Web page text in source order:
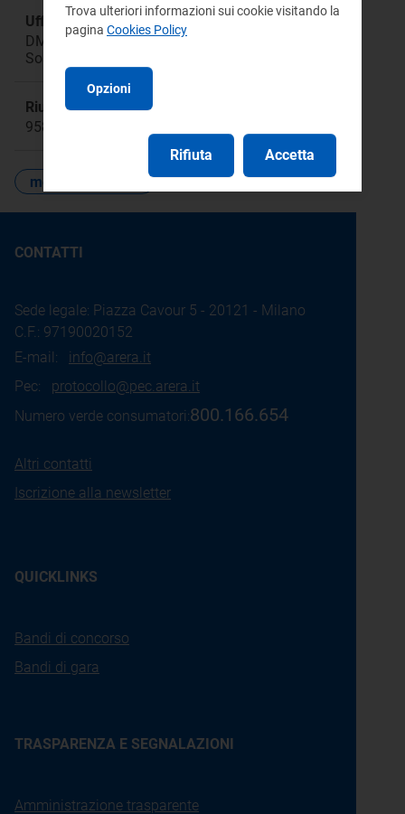
Ufficio responsabile:
DMEA Direzione Mercati Energia all'Ingrosso e
Sostenibilità Ambientale
Riunione:
958
mercati ingrosso
CONTATTI
Sede legale: Piazza Cavour 5 - 20121 - Milano
C.F.: 97190020152
E-mail: info@arera.it
Pec: protocollo@pec.arera.it
Numero verde consumatori:800.166.654
Altri contatti
Iscrizione alla newsletter
QUICKLINKS
Bandi di concorso
Bandi di gara
TRASPARENZA E SEGNALAZIONI
Amministrazione trasparente
Trova ulteriori informazioni sui cookie visitando la
pagina Cookies Policy
Opzioni
Rifiuta Accetta